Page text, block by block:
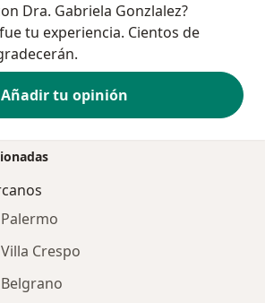
Dra. Gabriela Gonzlalez?
tu experiencia. Cientos de
Añadir tu opinión
Crespo